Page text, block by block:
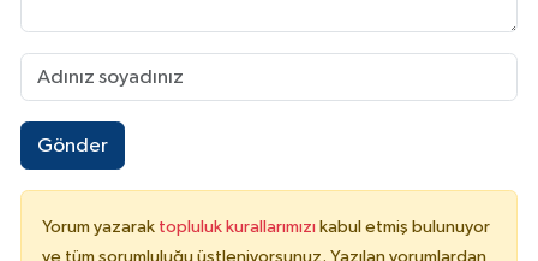
Gönder
Yorum yazarak topluluk kurallarımızı kabul etmiş bulunuyor
ve tüm sorumluluğu üstleniyorsunuz. Yazılan yorumlardan